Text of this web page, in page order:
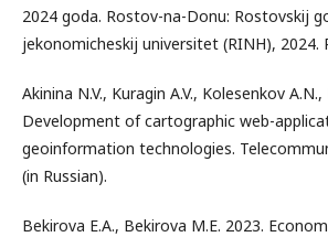
2024 goda. Rostov-na-Donu: Rostovskij
jekonomicheskij universitet (RINH), 2024.
Akinina N.V., Kuragin A.V., Kolesenkov
Development of cartographic web-
geoinformation technologies.
(in Russian).
Bekirova E.A., Bekirova M.E. 2023.